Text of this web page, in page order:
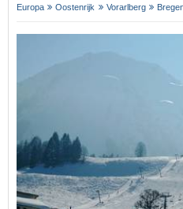
Europa Oostenrijk Vorarlberg